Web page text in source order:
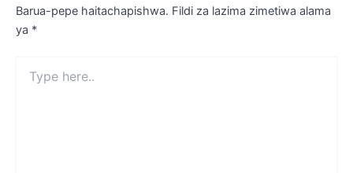
Barua-pepe haitachapishwa. Fildi za lazima zimetiwa alama
ya *
here..